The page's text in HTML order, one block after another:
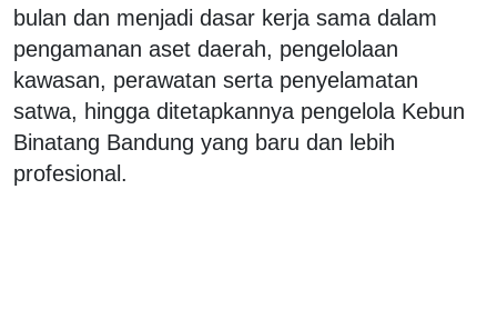
bulan dan menjadi dasar kerja sama dalam
pengamanan aset daerah, pengelolaan
kawasan, perawatan serta penyelamatan
satwa, hingga ditetapkannya pengelola Kebun
Binatang Bandung yang baru dan lebih
profesional.